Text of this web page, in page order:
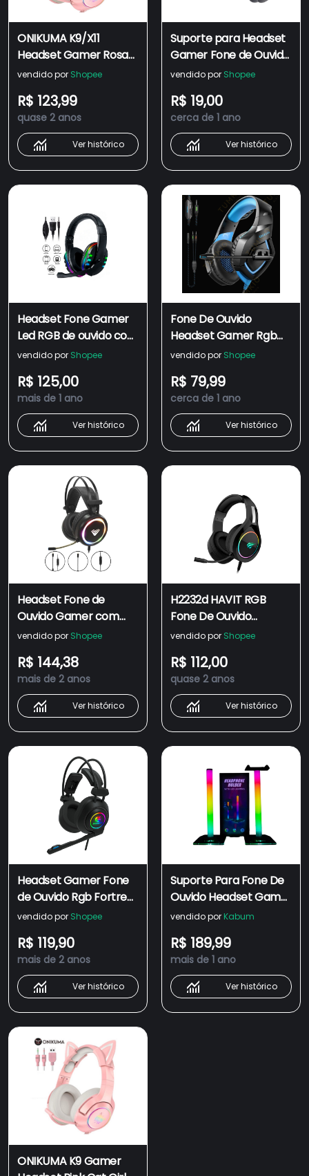
ONIKUMA K9/X11
Headset Gamer Rosa
PC/Fone De Ouvido De
Gaming Com
Microfone Para Celular
PS4/Laptop + ST-2
Suporte
vendido por Shopee
R$ 123,99
quase 2 anos
Ver histórico
Suporte para Headset
Gamer Fone de Ouvido
Suporte Parede Pc
vendido por Shopee
R$ 19,00
cerca de 1 ano
Ver histórico
Headset Fone Gamer
Led RGB de ouvido com
microfone para PC Ps4
Celular, P3 Headphone
vendido por Shopee
R$ 125,00
mais de 1 ano
Ver histórico
Fone De Ouvido
Headset Gamer Rgb
Led Onikuma K18 K20
Computador Jogos
Xbox Ps4
vendido por Shopee
R$ 79,99
cerca de 1 ano
Ver histórico
Headset Fone de
Ouvido Gamer com
Microfone PC,
Miracle Plug USB
Iluminação RGB
Rainbow para Jogos
Preto
vendido por Shopee
R$ 144,38
mais de 2 anos
Ver histórico
H2232d HAVIT RGB
Fone De Ouvido
Headset Gamer com
Drivers 50mm 7.1
Surround, para PC -
Preto
vendido por Shopee
R$ 112,00
quase 2 anos
Ver histórico
Headset Gamer Fone
de Ouvido Rgb Fortrek
Vickers Extra Conforto
Celular PS4
vendido por Shopee
R$ 119,90
mais de 2 anos
Ver histórico
Suporte Para Fone De
Ouvido Headset Gamer
Vlx, RGB, USB
vendido por Kabum
R$ 189,99
mais de 1 ano
Ver histórico
ONIKUMA K9 Gamer